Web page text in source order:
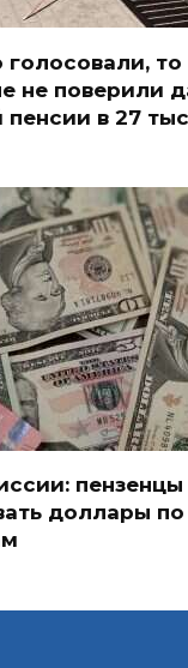
голосовали,
не поверили
пенсии в 27
пензенцы
доллары